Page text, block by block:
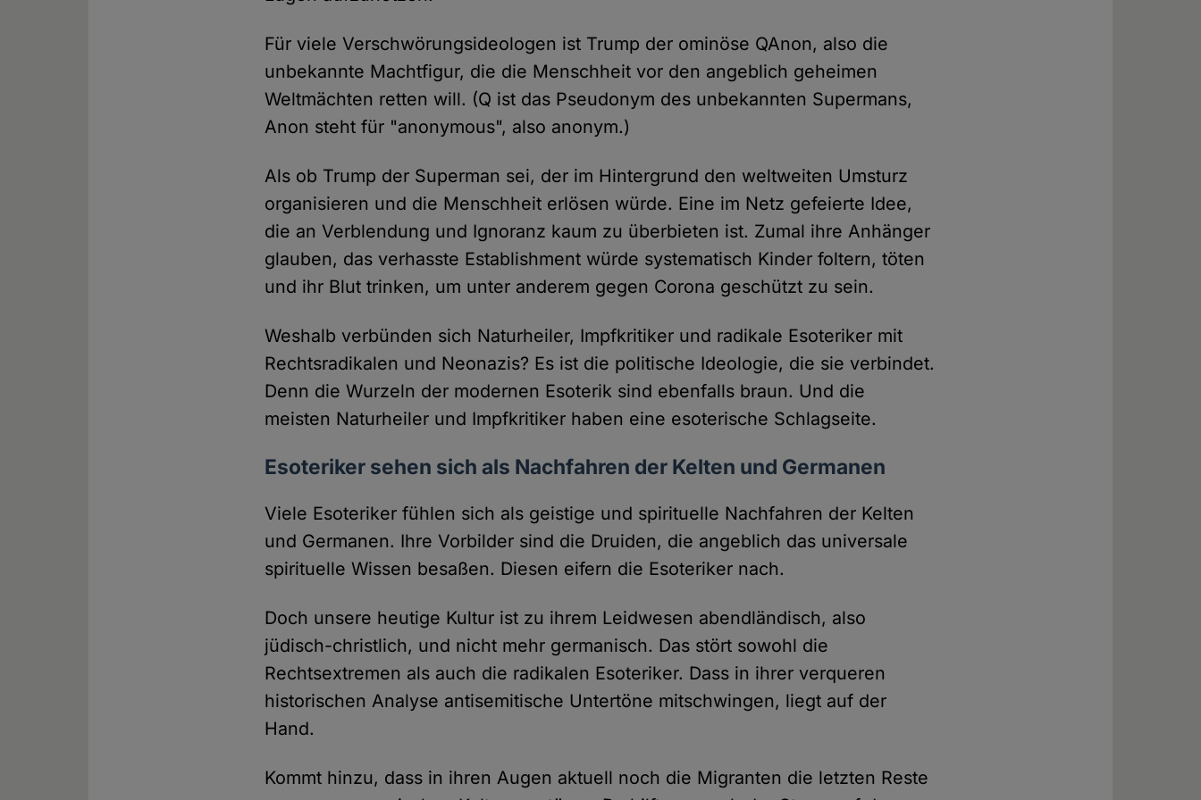
Für viele Verschwörungsideologen ist Trump der ominöse QAnon, also die
unbekannte Machtfigur, die die Menschheit vor den angeblich geheimen
Weltmächten retten will. (Q ist das Pseudonym des unbekannten Supermans,
Anon steht für "anonymous", also anonym.)
Als ob Trump der Superman sei, der im Hintergrund den weltweiten Umsturz
organisieren und die Menschheit erlösen würde. Eine im Netz gefeierte Idee,
die an Verblendung und Ignoranz kaum zu überbieten ist. Zumal ihre Anhänger
glauben, das verhasste Establishment würde systematisch Kinder foltern, töten
und ihr Blut trinken, um unter anderem gegen Corona geschützt zu sein.
Weshalb verbünden sich Naturheiler, Impfkritiker und radikale Esoteriker mit
Rechtsradikalen und Neonazis? Es ist die politische Ideologie, die sie verbindet.
Denn die Wurzeln der modernen Esoterik sind ebenfalls braun. Und die
meisten Naturheiler und Impfkritiker haben eine esoterische Schlagseite.
Esoteriker sehen sich als Nachfahren der Kelten und Germanen
Viele Esoteriker fühlen sich als geistige und spirituelle Nachfahren der Kelten
und Germanen. Ihre Vorbilder sind die Druiden, die angeblich das universale
spirituelle Wissen besaßen. Diesen eifern die Esoteriker nach.
Doch unsere heutige Kultur ist zu ihrem Leidwesen abendländisch, also
jüdisch-christlich, und nicht mehr germanisch. Das stört sowohl die
Rechtsextremen als auch die radikalen Esoteriker. Dass in ihrer verqueren
historischen Analyse antisemitische Untertöne mitschwingen, liegt auf der
Hand.
Kommt hinzu, dass in ihren Augen aktuell noch die Migranten die letzten Reste